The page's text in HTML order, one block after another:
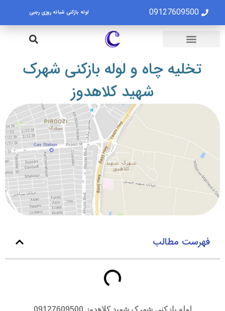
09127609500 لوله بازکنی شبانه روزی رجبی
تخلیه چاه و لوله بازکنی شهرک
شهید کلاهدوز
فهرست مطالب
لوله بازکنی شهرک شهید کلاهدوز 09127609500